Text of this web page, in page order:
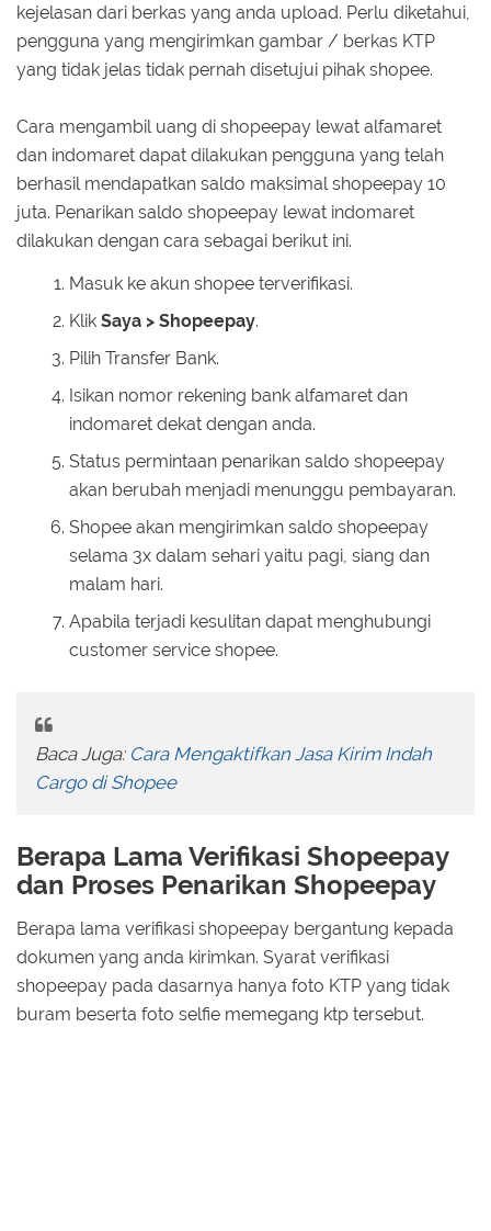
kejelasan dari berkas yang anda upload. Perlu diketahui,
pengguna yang mengirimkan gambar / berkas KTP
yang tidak jelas tidak pernah disetujui pihak shopee.
Cara mengambil uang di shopeepay lewat alfamaret
dan indomaret dapat dilakukan pengguna yang telah
berhasil mendapatkan saldo maksimal shopeepay 10
juta. Penarikan saldo shopeepay lewat indomaret
dilakukan dengan cara sebagai berikut ini.
Masuk ke akun shopee terverifikasi.
Klik Saya > Shopeepay.
Pilih Transfer Bank.
Isikan nomor rekening bank alfamaret dan
indomaret dekat dengan anda.
Status permintaan penarikan saldo shopeepay
akan berubah menjadi menunggu pembayaran.
Shopee akan mengirimkan saldo shopeepay
selama 3x dalam sehari yaitu pagi, siang dan
malam hari.
Apabila terjadi kesulitan dapat menghubungi
customer service shopee.
Baca Juga: Cara Mengaktifkan Jasa Kirim Indah
Cargo di Shopee
Berapa Lama Verifikasi Shopeepay
dan Proses Penarikan Shopeepay
Berapa lama verifikasi shopeepay bergantung kepada
dokumen yang anda kirimkan. Syarat verifikasi
shopeepay pada dasarnya hanya foto KTP yang tidak
buram beserta foto selfie memegang ktp tersebut.